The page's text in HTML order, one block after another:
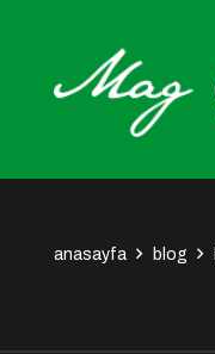
anasayfa blog